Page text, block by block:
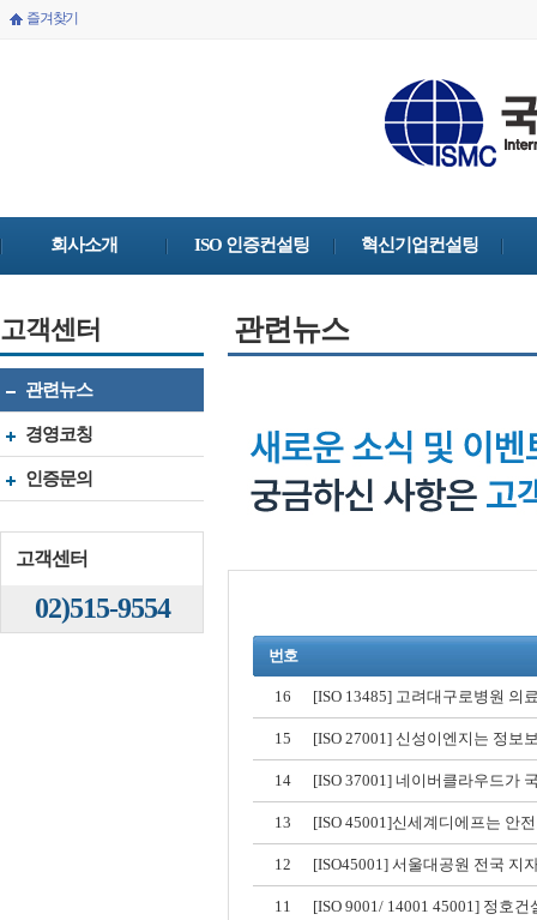
즐겨찾기
회사소개 ISO 인증컨설팅 혁신기업컨설팅
고객센터
관련뉴스
경영코칭
인증문의
고객센터
02)515-9554
관련뉴스
번호
16 [ISO 13485] 고려대구로병원 의
15 [ISO 27001] 신성이엔지는 정보
14 [ISO 37001] 네이버클라우드가
13 [ISO 45001]신세계디에프는 안
12 [ISO45001] 서울대공원 전국 지
11 [ISO 9001/ 14001 45001] 정호